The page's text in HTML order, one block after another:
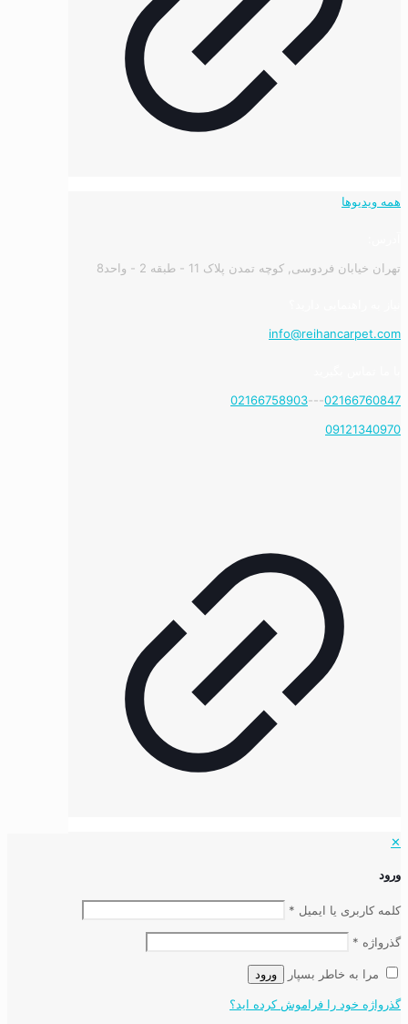
همه ویدیوها
تهران خیابان فردوسی, کوچه تمدن پلاک 11 - طبقه 2 - واحد8
info@reihancarpet.com
02166760847
---
02166758903
09121340970
✕
ورود
کلمه کاربری یا ایمیل *
گذرواژه *
مرا به خاطر بسپار ورود
گذرواژه خود را فراموش کرده اید؟